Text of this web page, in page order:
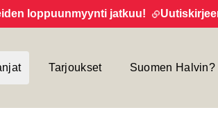
jatkuu! Uutiskirjeen
Tarjoukset Suomen Halvin?